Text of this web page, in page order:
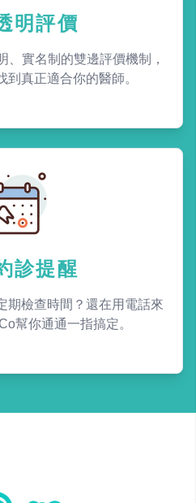
明評價
、實名制的雙邊評價機制，
到真正適合你的醫師。
診提醒
期檢查時間？還在用電話來
幫你通通一指搞定。